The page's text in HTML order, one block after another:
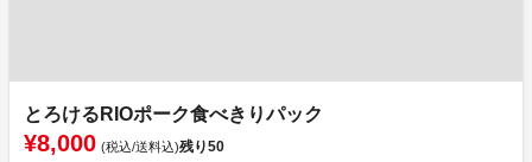
とろけるRIOポーク食べきりパック
¥8,000 (税込/送料込)残り50